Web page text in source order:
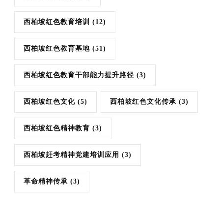
西柏坡红色教育培训 (12)
西柏坡红色教育基地 (51)
西柏坡红色教育干部能力提升路径 (3)
西柏坡红色文化 (5) 西柏坡红色文化传承 (3)
西柏坡红色精神教育 (3)
西柏坡赶考精神党建培训应用 (3)
革命精神传承 (3)